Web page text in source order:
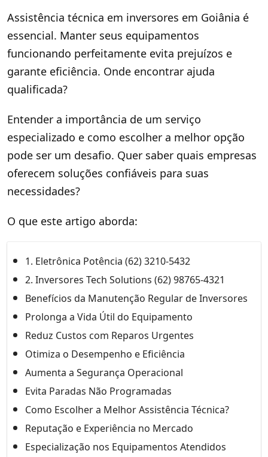
Assistência técnica em inversores em Goiânia é
essencial. Manter seus equipamentos
funcionando perfeitamente evita prejuízos e
garante eficiência. Onde encontrar ajuda
qualificada?
Entender a importância de um serviço
especializado e como escolher a melhor opção
pode ser um desafio. Quer saber quais empresas
oferecem soluções confiáveis para suas
necessidades?
O que este artigo aborda:
1. Eletrônica Potência (62) 3210-5432
2. Inversores Tech Solutions (62) 98765-4321
Benefícios da Manutenção Regular de Inversores
Prolonga a Vida Útil do Equipamento
Reduz Custos com Reparos Urgentes
Otimiza o Desempenho e Eficiência
Aumenta a Segurança Operacional
Evita Paradas Não Programadas
Como Escolher a Melhor Assistência Técnica?
Reputação e Experiência no Mercado
Especialização nos Equipamentos Atendidos